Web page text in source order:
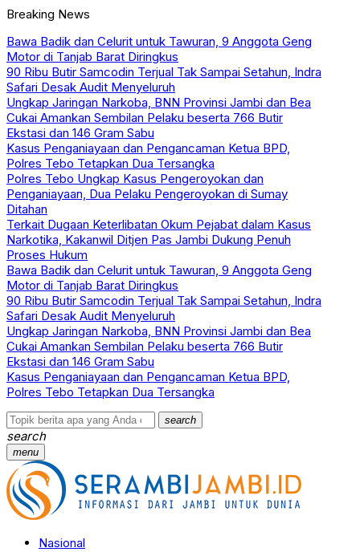
Breaking News
Bawa Badik dan Celurit untuk Tawuran, 9 Anggota Geng
Motor di Tanjab Barat Diringkus
90 Ribu Butir Samcodin Terjual Tak Sampai Setahun, Indra
Safari Desak Audit Menyeluruh
Ungkap Jaringan Narkoba, BNN Provinsi Jambi dan Bea
Cukai Amankan Sembilan Pelaku beserta 766 Butir
Ekstasi dan 146 Gram Sabu
Kasus Penganiayaan dan Pengancaman Ketua BPD,
Polres Tebo Tetapkan Dua Tersangka
Polres Tebo Ungkap Kasus Pengeroyokan dan
Penganiayaan, Dua Pelaku Pengeroyokan di Sumay
Ditahan
Terkait Dugaan Keterlibatan Okum Pejabat dalam Kasus
Narkotika, Kakanwil Ditjen Pas Jambi Dukung Penuh
Proses Hukum
Bawa Badik dan Celurit untuk Tawuran, 9 Anggota Geng
Motor di Tanjab Barat Diringkus
90 Ribu Butir Samcodin Terjual Tak Sampai Setahun, Indra
Safari Desak Audit Menyeluruh
Ungkap Jaringan Narkoba, BNN Provinsi Jambi dan Bea
Cukai Amankan Sembilan Pelaku beserta 766 Butir
Ekstasi dan 146 Gram Sabu
Kasus Penganiayaan dan Pengancaman Ketua BPD,
Polres Tebo Tetapkan Dua Tersangka
search
search
menu
Nasional